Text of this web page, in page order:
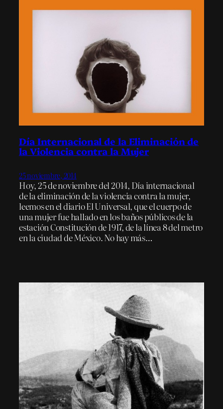
Día Internacional de la Eliminación de
la Violencia contra la Mujer
25 noviembre, 2014
Hoy, 25 de noviembre del 2014, Día internacional
de la eliminación de la violencia contra la mujer,
leemos en el diario El Universal, que el cuerpo de
una mujer fue hallado en los baños públicos de la
estación Constitución de 1917, de la línea 8 del metro
en la ciudad de México. No hay más…